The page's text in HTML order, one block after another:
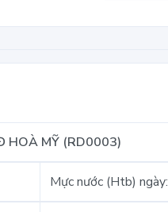
HOÀ MỸ (RD0003)
Mực nước (Htb) ngày: